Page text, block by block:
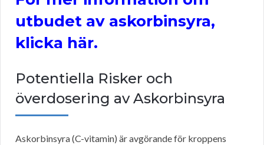
utbudet av askorbinsyra,
klicka här.
Potentiella Risker och
överdosering av Askorbinsyra
Askorbinsyra (C-vitamin) är avgörande för kroppens